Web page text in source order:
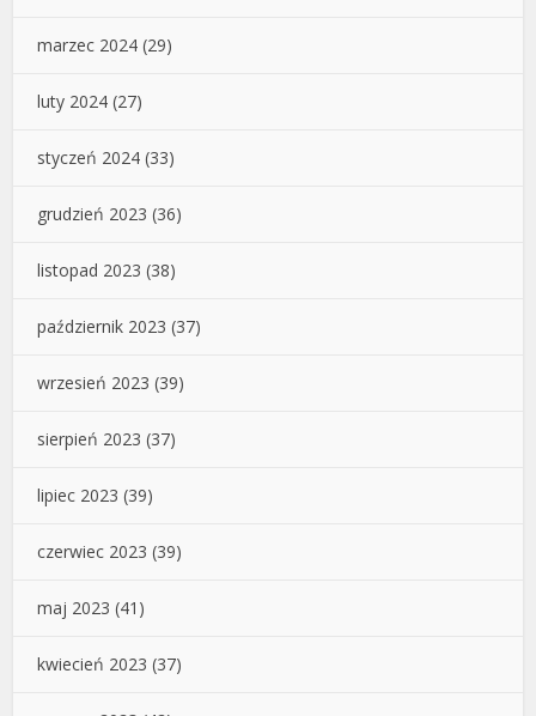
marzec 2024 (29)
luty 2024 (27)
styczeń 2024 (33)
grudzień 2023 (36)
listopad 2023 (38)
październik 2023 (37)
wrzesień 2023 (39)
sierpień 2023 (37)
lipiec 2023 (39)
czerwiec 2023 (39)
maj 2023 (41)
kwiecień 2023 (37)